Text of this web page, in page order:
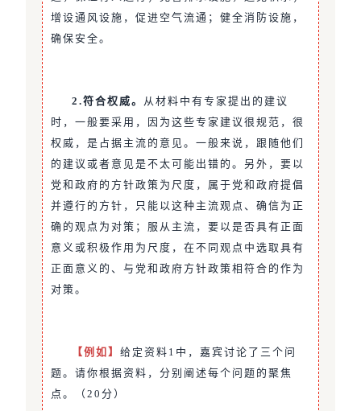
增设通风设施，促进空气流通；健全消防设施，
确保安全。
2.符合权威。
从材料中有专家提出的建议
时，一般要采用，因为这些专家建议很规范，很
权威，是占据主流的意见。一般来说，跟随他们
的建议或者意见是不太可能出错的。另外，要以
党和政府的方针政策为尺度，属于党和政府提倡
并遵行的方针，只能以这种主流观点、确信为正
确的观点为对策；服从主流，要以是否具有正面
意义或积极作用为尺度，在不同观点中选取具有
正面意义的、与党和政府方针政策相符合的作为
对策。
【例如】 给定资料1中，嘉宾讨论了三个问
题。请你根据资料，分别阐述每个问题的聚焦
点。（20分）